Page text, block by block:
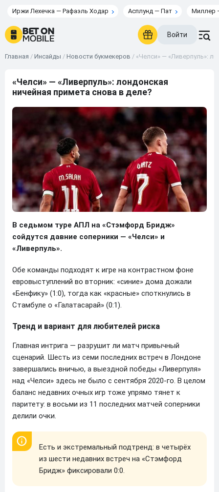
Иржи Лехечка — Рафаэль Ходар Асплунд — Пат Миллер
Войти
Главная / Инсайды / Новости букмекеров / «Челси» — «Ливерпуль»:
«Челси» — «Ливерпуль»: лондонская
ничейная примета снова в деле?
В седьмом туре АПЛ на «Стэмфорд Бридж»
сойдутся давние соперники — «Челси» и
«Ливерпуль».
Обе команды подходят к игре на контрастном фоне
евровыступлений во вторник: «синие» дома дожали
«Бенфику» (1:0), тогда как «красные» споткнулись в
Стамбуле о «Галатасарай» (0:1).
Тренд и вариант для любителей риска
Главная интрига — разрушит ли матч привычный
сценарий. Шесть из семи последних встреч в Лондоне
завершались вничью, а выездной победы «Ливерпуля»
над «Челси» здесь не было с сентября 2020-го. В целом
баланс недавних очных игр тоже упрямо тянет к
паритету: в восьми из 11 последних матчей соперники
делили очки.
Есть и экстремальный подтренд: в четырёх
из шести недавних встреч на «Стэмфорд
Бридж» фиксировали 0:0.